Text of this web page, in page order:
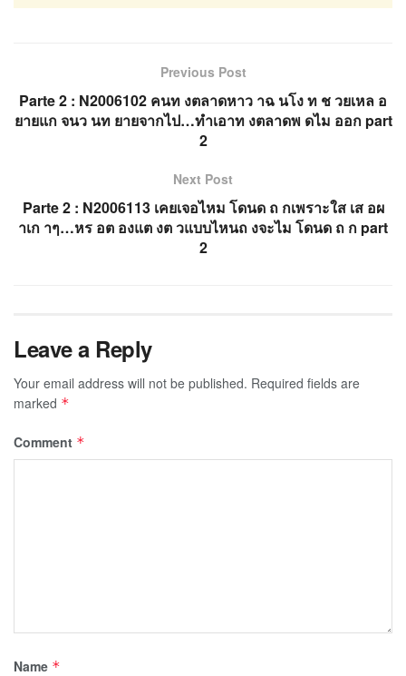
Previous Post
Parte 2 : N2006102 คนท งตลาดหาว าฉ นโง ท ช วยเหล อ
ยายแก จนว นท ยายจากไป…ทำเอาท งตลาดพ ดไม ออก part
2
Next Post
Parte 2 : N2006113 เคยเจอไหม โดนด ถ กเพราะใส เส อผ
าเก าๆ…หร อต องแต งต วแบบไหนถ งจะไม โดนด ถ ก part
2
Leave a Reply
Your email address will not be published. Required fields are
marked *
Comment *
Name *